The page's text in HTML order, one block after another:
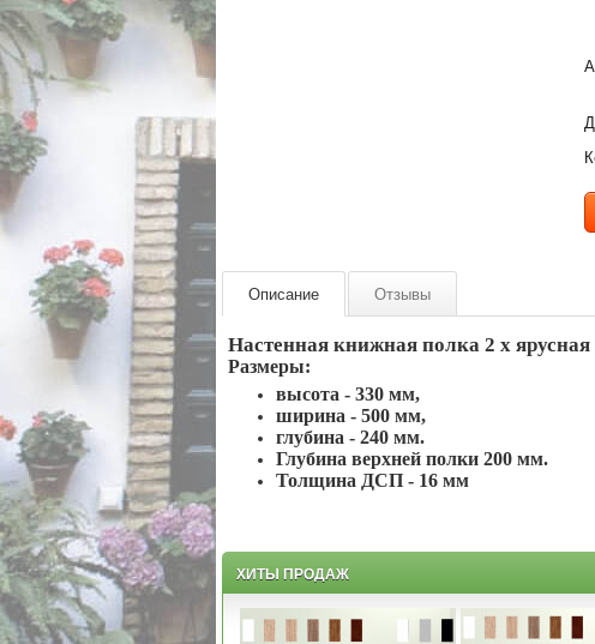
Описание Отзывы
Настенная книжная полка 2 х
Размеры:
высота - 330 мм,
ширина - 500 мм,
глубина - 240 мм.
Глубина верхней полки 200 мм.
Толщина ДСП - 16 мм
ХИТЫ ПРОДАЖ